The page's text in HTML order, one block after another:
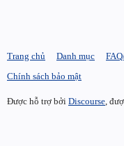
Trang chủ Danh mục
Chính sách bảo mật
Được hỗ trợ bởi Discourse ,